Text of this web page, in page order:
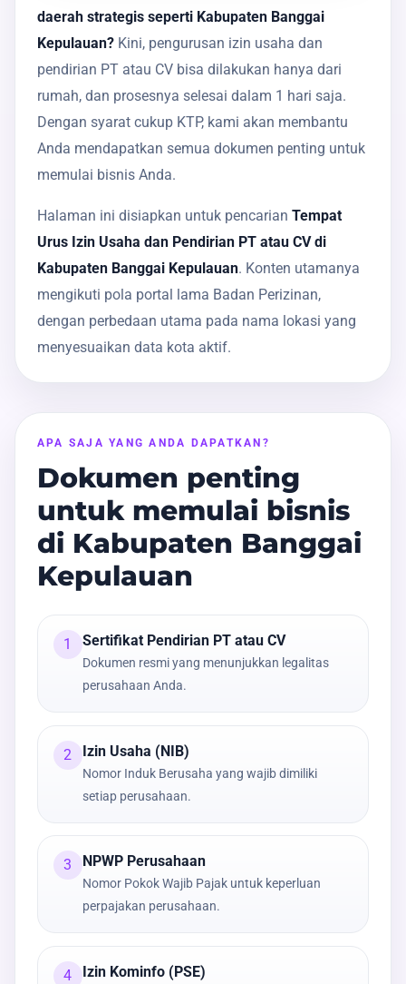
daerah strategis seperti Kabupaten Banggai
Kepulauan? Kini, pengurusan izin usaha dan
pendirian PT atau CV bisa dilakukan hanya dari
rumah, dan prosesnya selesai dalam 1 hari saja.
Dengan syarat cukup KTP, kami akan membantu
Anda mendapatkan semua dokumen penting untuk
memulai bisnis Anda.
Halaman ini disiapkan untuk pencarian Tempat
Urus Izin Usaha dan Pendirian PT atau CV di
Kabupaten Banggai Kepulauan. Konten utamanya
mengikuti pola portal lama Badan Perizinan,
dengan perbedaan utama pada nama lokasi yang
menyesuaikan data kota aktif.
APA SAJA YANG ANDA DAPATKAN?
Dokumen penting
untuk memulai bisnis
di Kabupaten Banggai
Kepulauan
1 Sertifikat Pendirian PT atau CV
Dokumen resmi yang menunjukkan legalitas
perusahaan Anda.
2 Izin Usaha (NIB)
Nomor Induk Berusaha yang wajib dimiliki
setiap perusahaan.
3 NPWP Perusahaan
Nomor Pokok Wajib Pajak untuk keperluan
perpajakan perusahaan.
4 Izin Kominfo (PSE)